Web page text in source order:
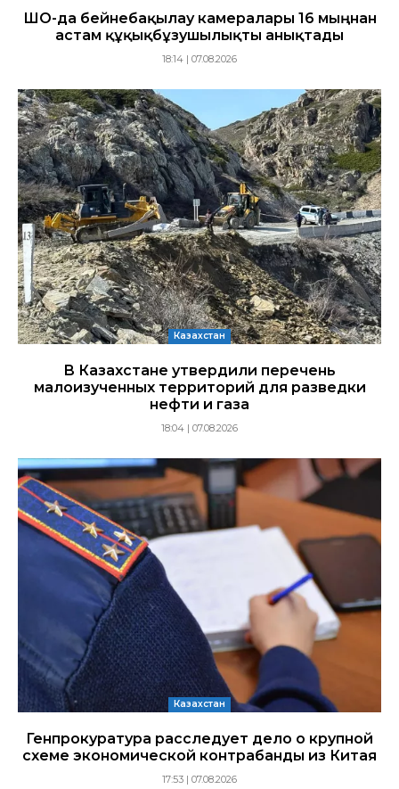
ШҚО-да бейнебақылау камералары 16 мыңнан
астам құқықбұзушылықты анықтады
18:14 | 07.08.2026
Казахстан
В Казахстане утвердили перечень
малоизученных территорий для разведки
нефти и газа
18:04 | 07.08.2026
Казахстан
Генпрокуратура расследует дело о крупной
схеме экономической контрабанды из Китая
17:53 | 07.08.2026